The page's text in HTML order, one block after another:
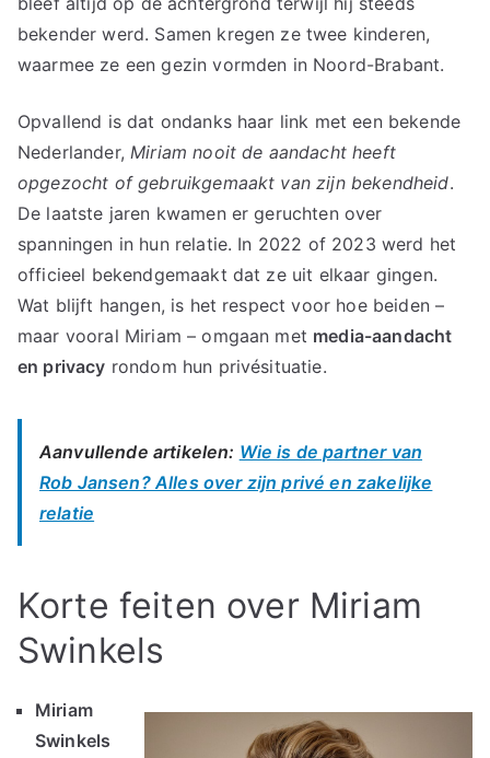
bekender werd. Samen kregen ze twee kinderen,
waarmee ze een gezin vormden in Noord-Brabant.
Opvallend is dat ondanks haar link met een bekende
Nederlander, Miriam nooit de aandacht heeft
opgezocht of gebruikgemaakt van zijn bekendheid.
De laatste jaren kwamen er geruchten over
spanningen in hun relatie. In 2022 of 2023 werd het
officieel bekendgemaakt dat ze uit elkaar gingen.
Wat blijft hangen, is het respect voor hoe beiden –
maar vooral Miriam – omgaan met media-aandacht
en privacy rondom hun privésituatie.
Aanvullende artikelen: Wie is de partner van
Rob Jansen? Alles over zijn privé en zakelijke
relatie
Korte feiten over Miriam
Swinkels
Miriam
Swinkels